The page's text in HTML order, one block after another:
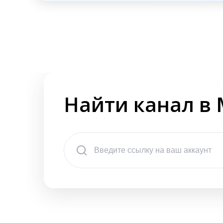
Найти канал в